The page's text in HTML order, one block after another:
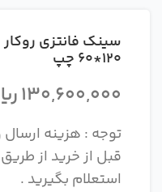
120*60 چپ
130,600,000
توجه : هزینه
استعلام بگیرید .